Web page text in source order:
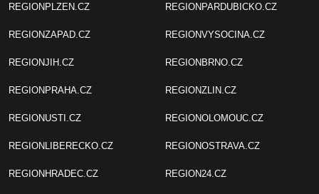
REGIONPLZEN.CZ
REGIONZAPAD.CZ
REGIONJIH.CZ
REGIONPRAHA.CZ
REGIONUSTI.CZ
REGIONLIBERECKO.CZ
REGIONHRADEC.CZ
REGIONPARDUBICKO.CZ
REGIONVYSOCINA.CZ
REGIONBRNO.CZ
REGIONZLIN.CZ
REGIONOLOMOUC.CZ
REGIONOSTRAVA.CZ
REGION24.CZ